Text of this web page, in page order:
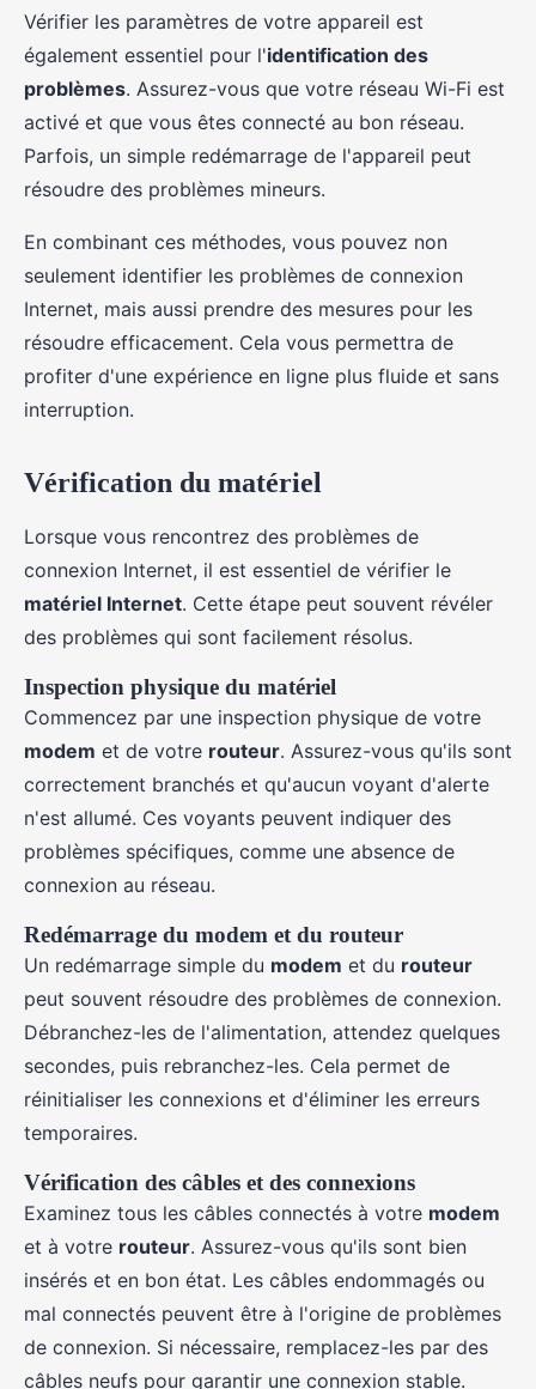
Vérifier les paramètres de votre appareil est
également essentiel pour l'identification des
problèmes. Assurez-vous que votre réseau Wi-Fi est
activé et que vous êtes connecté au bon réseau.
Parfois, un simple redémarrage de l'appareil peut
résoudre des problèmes mineurs.
En combinant ces méthodes, vous pouvez non
seulement identifier les problèmes de connexion
Internet, mais aussi prendre des mesures pour les
résoudre efficacement. Cela vous permettra de
profiter d'une expérience en ligne plus fluide et sans
interruption.
Vérification du matériel
Lorsque vous rencontrez des problèmes de
connexion Internet, il est essentiel de vérifier le
matériel Internet. Cette étape peut souvent révéler
des problèmes qui sont facilement résolus.
Inspection physique du matériel
Commencez par une inspection physique de votre
modem et de votre routeur. Assurez-vous qu'ils sont
correctement branchés et qu'aucun voyant d'alerte
n'est allumé. Ces voyants peuvent indiquer des
problèmes spécifiques, comme une absence de
connexion au réseau.
Redémarrage du modem et du routeur
Un redémarrage simple du modem et du routeur
peut souvent résoudre des problèmes de connexion.
Débranchez-les de l'alimentation, attendez quelques
secondes, puis rebranchez-les. Cela permet de
réinitialiser les connexions et d'éliminer les erreurs
temporaires.
Vérification des câbles et des connexions
Examinez tous les câbles connectés à votre modem
et à votre routeur. Assurez-vous qu'ils sont bien
insérés et en bon état. Les câbles endommagés ou
mal connectés peuvent être à l'origine de problèmes
de connexion. Si nécessaire, remplacez-les par des
câbles neufs pour garantir une connexion stable.